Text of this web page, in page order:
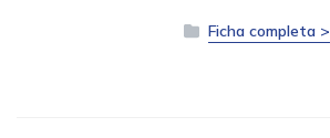
Ficha completa >